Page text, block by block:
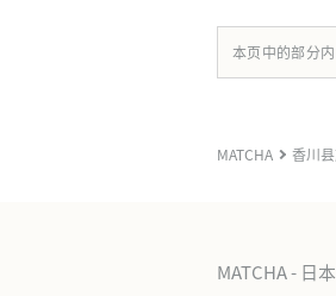
本页中的部分
MATCHA 香川
MATCHA - 日